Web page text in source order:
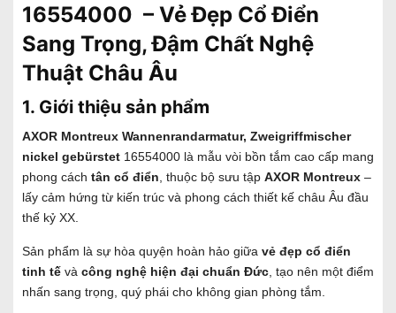
16554000 – Vẻ Đẹp Cổ Điển
Sang Trọng, Đậm Chất Nghệ
Thuật Châu Âu
1. Giới thiệu sản phẩm
AXOR Montreux Wannenrandarmatur, Zweigriffmischer
nickel gebürstet 16554000 là mẫu vòi bồn tắm cao cấp mang
phong cách tân cổ điển , thuộc bộ sưu tập AXOR Montreux –
lấy cảm hứng từ kiến trúc và phong cách thiết kế châu Âu đầu
thế kỷ XX.
Sản phẩm là sự hòa quyện hoàn hảo giữa vẻ đẹp cổ điển
tinh tế và công nghệ hiện đại chuẩn Đức , tạo nên một điểm
nhấn sang trọng, quý phái cho không gian phòng tắm.